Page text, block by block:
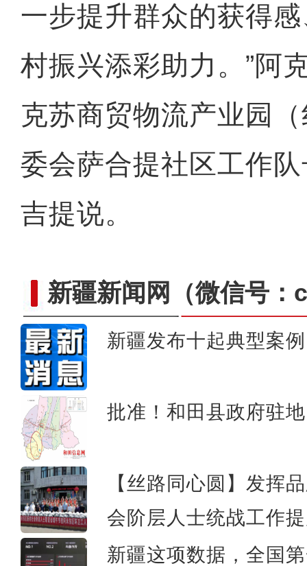
一步提升群众的获得
村振兴添彩助力。”阿
克苏商贸物流产业园
委会萨合提社区工作
吉提说。
新疆新闻网 （微信号
新疆发布十起典型案例
批准！和田县政府驻
【丝路同心圆】​发挥
会阶层人士统战工作
新疆这项数据，全国